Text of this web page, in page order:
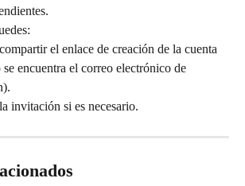
el enlace de creación de la cuenta
encuentra el correo electrónico de
invitación si es necesario.